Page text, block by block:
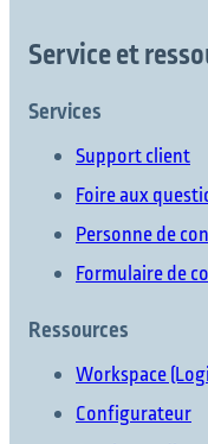
Service et
Services
Support client
Foire aux
Personne de
Formulaire de
Ressources
Workspace
Configurateur